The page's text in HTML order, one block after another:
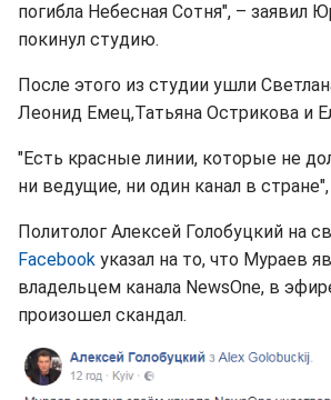
погибла Небесная Сотня", – заявил
покинул студию.
После этого из студии ушли
Леонид Емец,Татьяна Острикова и
"Есть красные линии, которые не
ни ведущие, ни один канал в
Политолог Алексей Голобуцкий на
Facebook указал на то, что Мураев
владельцем канала NewsOne, в
произошел скандал.